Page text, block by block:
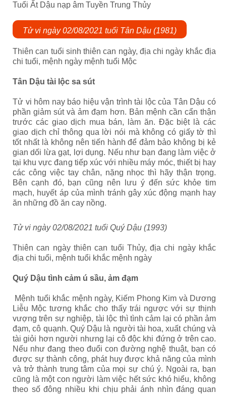
Tuổi Ất Dậu nạp âm Tuyền Trung Thủy
Tử vi ngày 02/08/2021 tuổi Tân Dậu (1981)
Thiên can tuổi sinh thiên can ngày, địa chi ngày khắc địa
chi tuổi, mệnh ngày mệnh tuổi Mộc
Tân Dậu tài lộc sa sút
Tử vi hôm nay báo hiệu vận trình tài lộc của Tân Dậu có
phần giảm sút và ảm đạm hơn. Bản mệnh cần cẩn thận
trước các giao dịch mua bán, làm ăn. Đặc biệt là các
giao dịch chỉ thông qua lời nói mà không có giấy tờ thì
tốt nhất là không nên tiến hành để đảm bảo không bị kẻ
gian dối lừa gạt, lợi dụng. Nếu như bạn đang làm việc ở
tại khu vực đang tiếp xúc với nhiều máy móc, thiết bị hay
các công việc tay chân, nặng nhọc thì hãy thận trọng.
Bên cạnh đó, bạn cũng nên lưu ý đến sức khỏe tim
mạch, huyết áp của mình tránh gây xúc động mạnh hay
ăn những đồ ăn cay nồng.
Tử vi ngày 02/08/2021 tuổi Quý Dậu (1993)
Thiên can ngày thiên can tuổi Thủy, địa chi ngày khắc
địa chi tuổi, mệnh tuổi khắc mệnh ngày
Quý Dậu tình cảm ú sầu, ảm đạm
Mệnh tuổi khắc mệnh ngày, Kiếm Phong Kim và Dương
Liễu Mộc tương khắc cho thấy trái ngược với sự thịnh
vượng trên sự nghiệp, tài lộc thì tình cảm lại có phần ảm
đạm, cô quạnh. Quý Dậu là người tài hoa, xuất chúng và
tài giỏi hơn người nhưng lại cô độc khi đứng ở trên cao.
Nếu như đang theo đuổi con đường nghệ thuật, bạn có
được sự thành công, phát huy được khả năng của mình
và trở thành trung tâm của mọi sự chú ý. Ngoài ra, bạn
cũng là một con người làm việc hết sức khó hiểu, không
theo số đông nhiều khi chịu phải ánh nhìn đáng quan